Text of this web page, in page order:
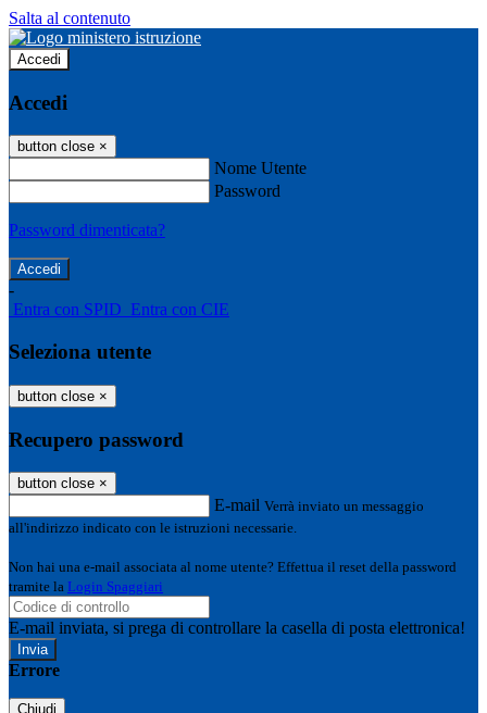
Salta al contenuto
Accedi
Accedi
button close ×
Nome Utente
Password
Password dimenticata?
-
Entra con SPID Entra con CIE
Seleziona utente
button close ×
Recupero password
button close ×
E-mail Verrà inviato un messaggio
all'indirizzo indicato con le istruzioni necessarie.
Non hai una e-mail associata al nome utente? Effettua il reset della password
tramite la Login Spaggiari
E-mail inviata, si prega di controllare la casella di posta elettronica!
Errore
Chiudi